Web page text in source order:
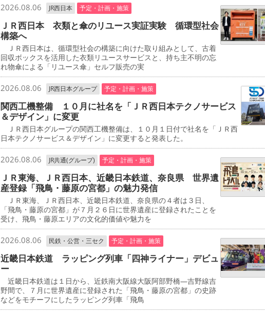
2026.08.06 JR西日本 予定・計画・施策
ＪＲ西日本 衣類と傘のリユース実証実験 循環型社会
構築へ
ＪＲ西日本は、循環型社会の構築に向けた取り組みとして、古着
回収ボックスを活用した衣類リユースサービスと、持ち主不明の忘
れ物傘による「リユース傘」セルフ販売の実
2026.08.06 JR西日本グループ 予定・計画・施策
関西工機整備 １０月に社名を「ＪＲ西日本テクノサービス
＆デザイン」に変更
ＪＲ西日本グループの関西工機整備は、１０月１日付で社名を「ＪＲ西
日本テクノサービス＆デザイン」に変更すると発表した。
2026.08.06 JR共通(グループ) 予定・計画・施策
ＪＲ東海、ＪＲ西日本、近畿日本鉄道、奈良県 世界遺
産登録「飛鳥・藤原の宮都」の魅力発信
ＪＲ東海、ＪＲ西日本、近畿日本鉄道、奈良県の４者は３日、
「飛鳥・藤原の宮都」が７月２６日に世界遺産に登録されたことを
受け、飛鳥・藤原エリアの文化的価値や魅力を
2026.08.06 民鉄・公営・三セク 予定・計画・施策
近畿日本鉄道 ラッピング列車「四神ライナー」デビュ
ー
近畿日本鉄道は１日から、近鉄南大阪線大阪阿部野橋―吉野線吉
野間で、７月に世界遺産に登録された「飛鳥・藤原の宮都」の史跡
などをモチーフにしたラッピング列車「飛鳥